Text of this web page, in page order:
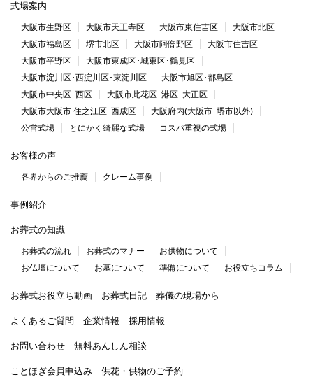
式場案内
大阪市生野区 大阪市天王寺区 大阪市東住吉区
大阪市北区
大阪市福島区
堺市北区 大阪市阿倍野区
大阪市住吉区
大阪市平野区
大阪市東成区･城東区･鶴見区
大阪市淀川区･西淀川区･東淀川区
大阪市旭区･都島区
大阪市中央区･西区
大阪市此花区･港区･大正区
大阪市大阪市 住之江区･西成区
大阪府内(大阪市･堺市以外)
公営式場
とにかく綺麗な式場 コスパ重視の式場
お客様の声
各界からのご推薦 クレーム事例
事例紹介
お葬式の知識
お葬式の流れ お葬式のマナー
お供物について
お仏壇について
お墓について 準備について お役立ちコラム
お葬式お役立ち動画 お葬式日記 葬儀の現場から
よくあるご質問 企業情報 採用情報
お問い合わせ 無料あんしん相談
ことほぎ会員申込み 供花・供物のご予約